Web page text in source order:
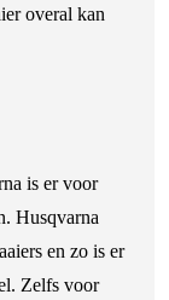
overal kan
is er voor
Husqvarna
en zo is er
Zelfs voor